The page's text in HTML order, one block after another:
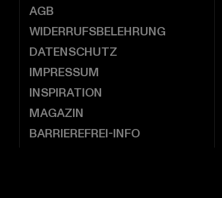
AGB
WIDERRUFSBELEHRUNG
DATENSCHUTZ
IMPRESSUM
INSPIRATION
MAGAZIN
BARRIEREFREI-INFO